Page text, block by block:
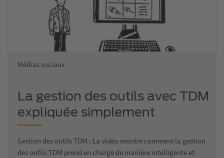
Médias sociaux
La gestion des outils avec TDM
expliquée simplement
Gestion des outils TDM : La vidéo montre comment la gestion
des outils TDM prend en charge de manière intelligente et